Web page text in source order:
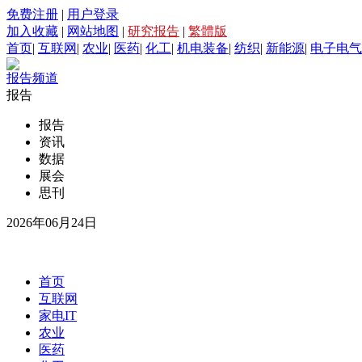
免费注册 | 用户登录
加入收藏 | 网站地图 | 研究报告 | 繁體版
首页| 互联网 | 农业| 医药| 化工| 机电装备| 纺织| 新能源| 电子电气
报告频道
报告
报告
资讯
数据
展会
思刊
2026年06月24日
首页
互联网
家电IT
农业
医药